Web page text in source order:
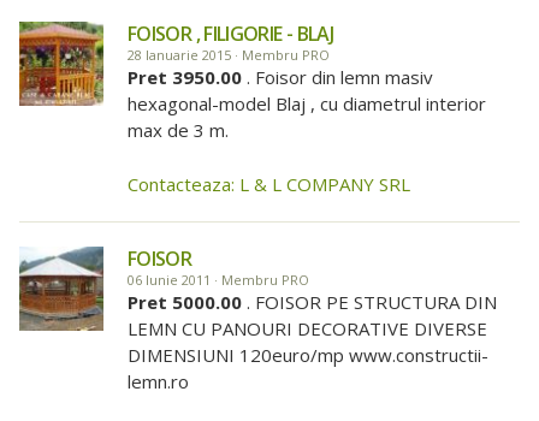
FOISOR , FILIGORIE - BLAJ
28 Ianuarie 2015 · Membru PRO
Pret 3950.00 . Foisor din lemn masiv
hexagonal-model Blaj , cu diametrul interior
max de 3 m.
Contacteaza: L & L COMPANY SRL
FOISOR
06 Iunie 2011 · Membru PRO
Pret 5000.00 . FOISOR PE STRUCTURA DIN
LEMN CU PANOURI DECORATIVE DIVERSE
DIMENSIUNI 120euro/mp www.constructii-
lemn.ro